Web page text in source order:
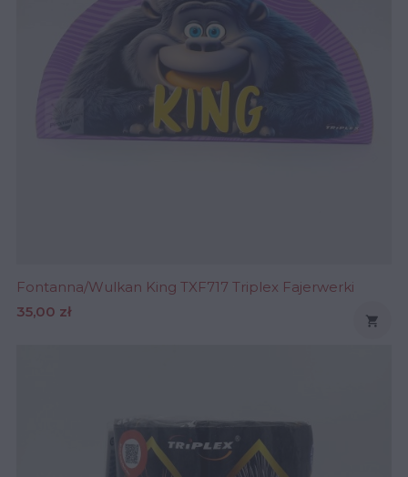
Fontanna/Wulkan King TXF717 Triplex Fajerwerki
Cena
35,00 zł
